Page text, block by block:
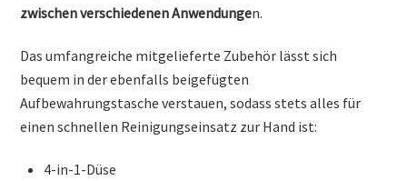
zwischen verschiedenen Anwendungen.
Das umfangreiche mitgelieferte Zubehör lässt sich
bequem in der ebenfalls beigefügten
Aufbewahrungstasche verstauen, sodass stets alles für
einen schnellen Reinigungseinsatz zur Hand ist:
4-in-1-Düse